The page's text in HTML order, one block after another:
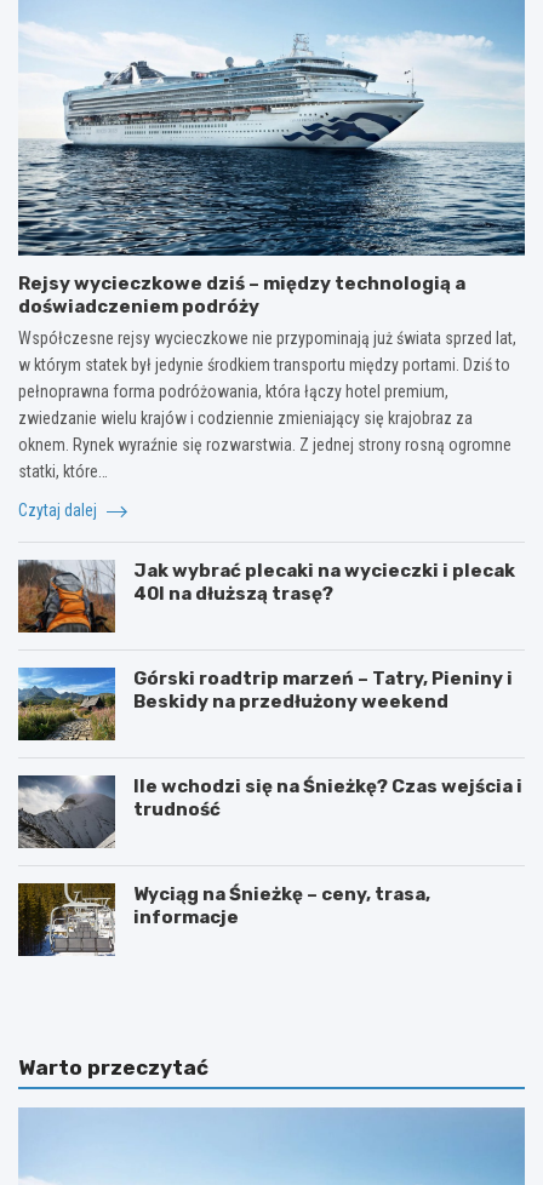
Rejsy wycieczkowe dziś – między technologią a
doświadczeniem podróży
Współczesne rejsy wycieczkowe nie przypominają już świata sprzed lat,
w którym statek był jedynie środkiem transportu między portami. Dziś to
pełnoprawna forma podróżowania, która łączy hotel premium,
zwiedzanie wielu krajów i codziennie zmieniający się krajobraz za
oknem. Rynek wyraźnie się rozwarstwia. Z jednej strony rosną ogromne
statki, które…
Czytaj dalej
Jak wybrać plecaki na wycieczki i plecak
40l na dłuższą trasę?
Górski roadtrip marzeń – Tatry, Pieniny i
Beskidy na przedłużony weekend
Ile wchodzi się na Śnieżkę? Czas wejścia i
trudność
Wyciąg na Śnieżkę – ceny, trasa,
informacje
W
O
w
c
O
b
o
t
Warto przeczytać